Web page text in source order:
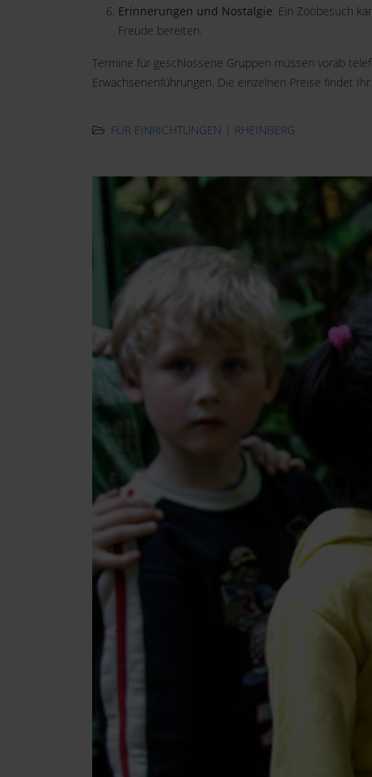
Erinnerungen und Nostalgie: Ein Zoobesuch
Freude bereiten.
Termine für geschlossene Gruppen müssen vorab
Erwachsenenführungen. Die einzelnen Preise findet
FÜR EINRICHTUNGEN | RHEINBERG